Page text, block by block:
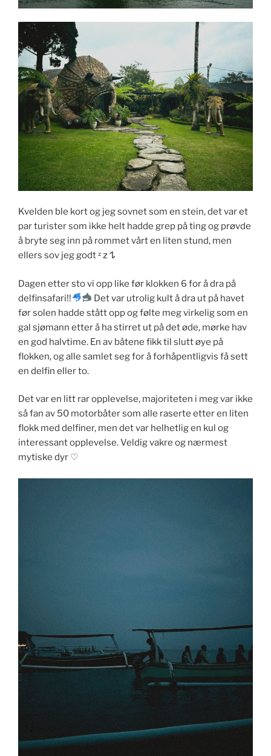
Kvelden ble kort og jeg sovnet som en stein, det var et
par turister som ikke helt hadde grep på ting og prøvde
å bryte seg inn på rommet vårt en liten stund, men
ellers sov jeg godt ᶻ 𝗓 𐰁
Dagen etter sto vi opp like før klokken 6 for å dra på
delfinsafari!!
Det var utrolig kult å dra ut på havet
før solen hadde stått opp og følte meg virkelig som en
gal sjømann etter å ha stirret ut på det øde, mørke hav
en god halvtime. En av båtene fikk til slutt øye på
flokken, og alle samlet seg for å forhåpentligvis få sett
en delfin eller to.
Det var en litt rar opplevelse, majoriteten i meg var ikke
så fan av 50 motorbåter som alle raserte etter en liten
flokk med delfiner, men det var helhetlig en kul og
interessant opplevelse. Veldig vakre og nærmest
mytiske dyr ♡